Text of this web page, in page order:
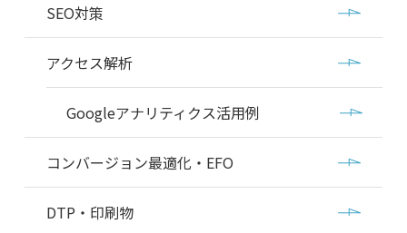
SEO対策
アクセス解析
Googleアナリティクス活用例
コンバージョン最適化・EFO
DTP・印刷物